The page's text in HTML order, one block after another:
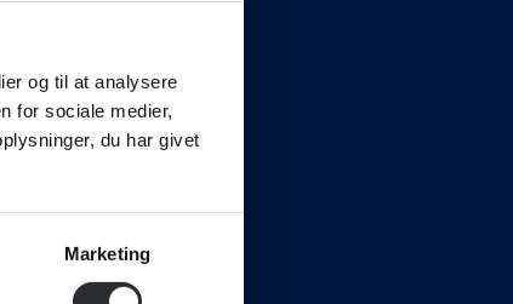
og til at analysere
for sociale medier,
du har givet
Marketing
• mail@simac.dk
sikkerhed og